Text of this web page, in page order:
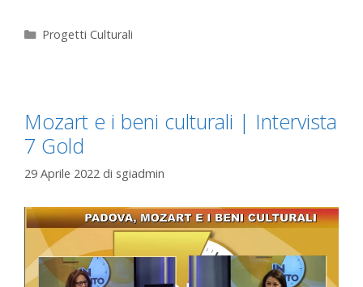
Progetti Culturali
Mozart e i beni culturali | Intervista
7 Gold
29 Aprile 2022 di sgiadmin